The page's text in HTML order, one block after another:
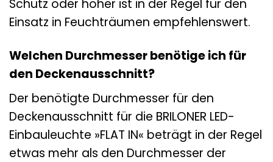
Schutz oder höher ist in der Regel für den
Einsatz in Feuchträumen empfehlenswert.
Welchen Durchmesser benötige ich für
den Deckenausschnitt?
Der benötigte Durchmesser für den
Deckenausschnitt für die BRILONER LED-
Einbauleuchte »FLAT IN« beträgt in der Regel
etwas mehr als den Durchmesser der